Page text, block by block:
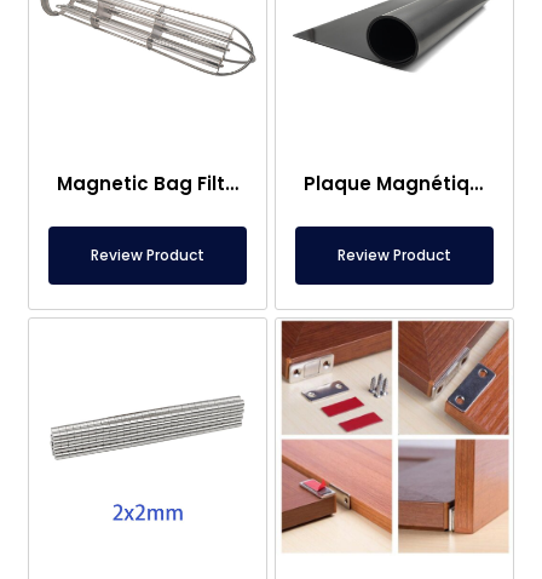
Magnetic Bag Filter Head
Review Product
Plaque Magnétique – Pour Sous Plancher – Conforme aux Normes Alimentaires
Review Product